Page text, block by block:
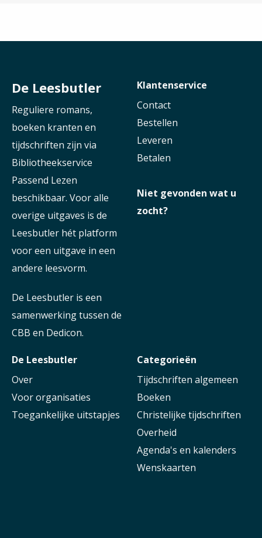
De Leesbutler
Reguliere romans,
boeken kranten en
tijdschriften zijn via
Bibliotheekservice
Passend Lezen
beschikbaar. Voor alle
overige uitgaves is de
Leesbutler hét platform
voor een uitgave in een
andere leesvorm.
De Leesbutler is een
samenwerking tussen de
CBB en Dedicon.
Klantenservice
Contact
Bestellen
Leveren
Betalen
Niet gevonden wat u
zocht?
De Leesbutler
Over
Voor organisaties
Toegankelijke uitstapjes
Categorieën
Tijdschriften algemeen
Boeken
Christelijke tijdschriften
Overheid
Agenda's en kalenders
Wenskaarten